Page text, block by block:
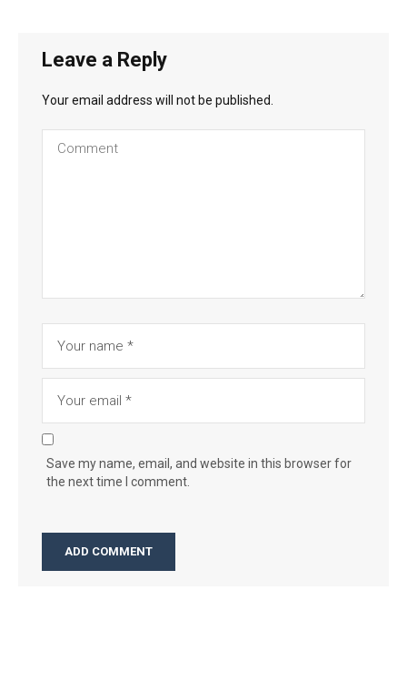
Leave a Reply
Your email address will not be published.
Save my name, email, and website in this browser for
the next time I comment.